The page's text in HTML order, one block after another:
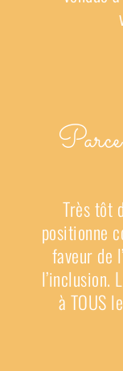
Très tôt
positionne
faveur de
l’inclusion.
à TOUS